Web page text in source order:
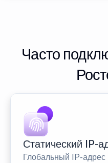
Часто
Статический IP-
Глобальный IP-адрес